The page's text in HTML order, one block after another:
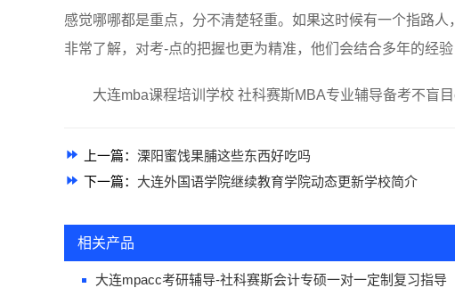
感觉哪哪都是重点，分不清楚轻重。如果这时候有一个指路
非常了解，对考-点的把握也更为精准，他们会结合多年的经
大连mba课程培训学校 社科赛斯MBA专业辅导备考不盲
上一篇： 溧阳蜜饯果脯这些东西好吃吗
下一篇： 大连外国语学院继续教育学院动态更新学校简介
相关产品
大连mpacc考研辅导-社科赛斯会计专硕一对一定制复习指导